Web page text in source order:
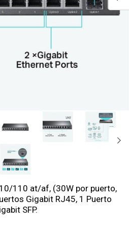
110 at/af, (30W por puerto,
Gigabit RJ45, 1 Puerto
SFP.